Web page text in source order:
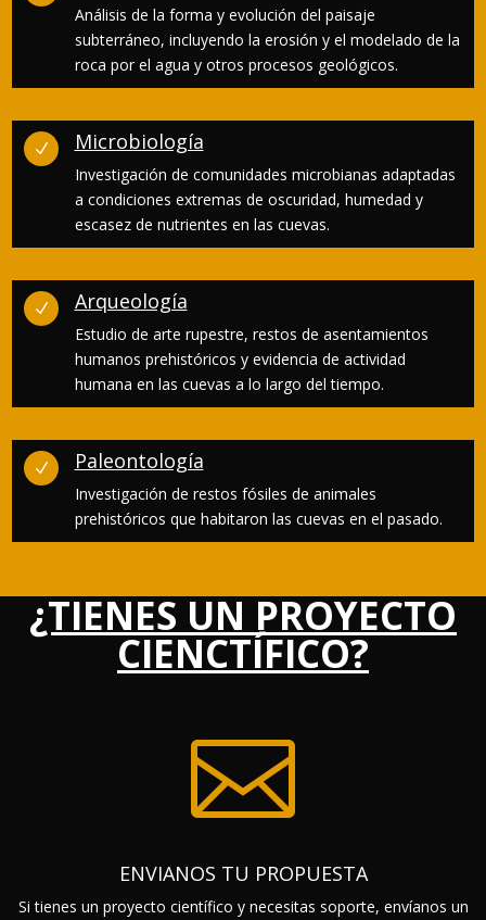
Análisis de la forma y evolución del paisaje
subterráneo, incluyendo la erosión y el modelado de la
roca por el agua y otros procesos geológicos.
N Microbiología
Investigación de comunidades microbianas adaptadas
a condiciones extremas de oscuridad, humedad y
escasez de nutrientes en las cuevas.
N Arqueología
Estudio de arte rupestre, restos de asentamientos
humanos prehistóricos y evidencia de actividad
humana en las cuevas a lo largo del tiempo.
N Paleontología
Investigación de restos fósiles de animales
prehistóricos que habitaron las cuevas en el pasado.
¿TIENES UN PROYECTO
CIENCTÍFICO?

ENVIANOS TU PROPUESTA
Si tienes un proyecto científico y necesitas soporte, envíanos un